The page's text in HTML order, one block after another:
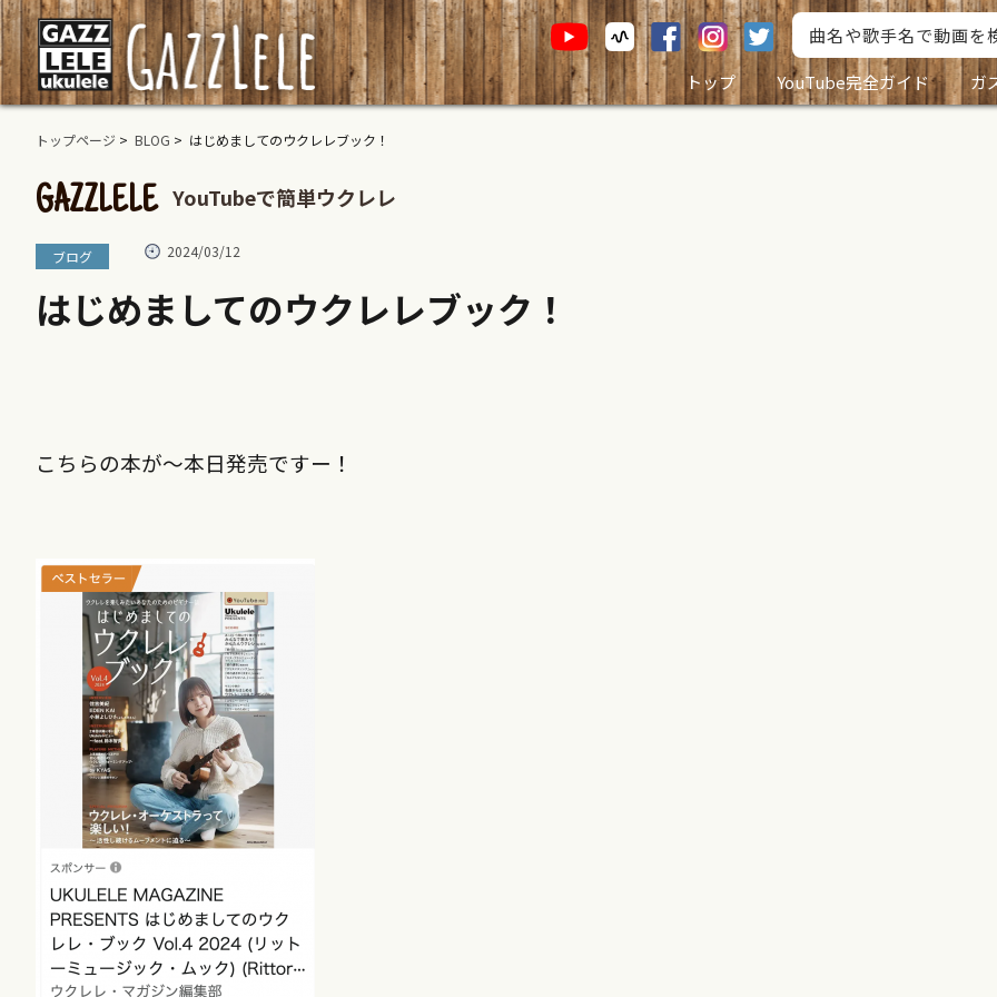
トップ YouTube完全ガイド ガ
トップページ > BLOG > はじめましてのウクレレブック！
GAZZLELE YouTubeで簡単ウクレレ
ブログ 2024/03/12
はじめましてのウクレレブック！
こちらの本が〜本日発売ですー！